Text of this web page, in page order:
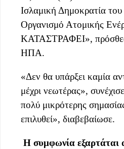
Ισλαμική Δημοκρατία του
Οργανισμό Ατομικής
ΚΑΤΑΣΤΡΑΦΕΙ»,
ΗΠΑ.
«Δεν θα υπάρξει καμία
μέχρι νεωτέρας»,
πολύ μικρότερης
επιλυθεί», διαβεβαίωσε.
Η συμφωνία εξαρτάται